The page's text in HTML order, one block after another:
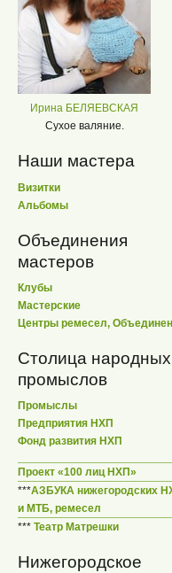
Ирина БЕЛЯЕВСКАЯ
Сухое валяние.
Наши мастера
Визитки
Альбомы
Объединения
мастеров
Клубы
Мастерские
Центры ремесел,
Столица народных
промыслов
Промыслы
Предприятия НХП
Фонд развития НХП
Проект «100 лиц НХП»
***АЗБУКА нижегородских
и МТБ, ремесел
*** Театр Матрешки
Нижегородское